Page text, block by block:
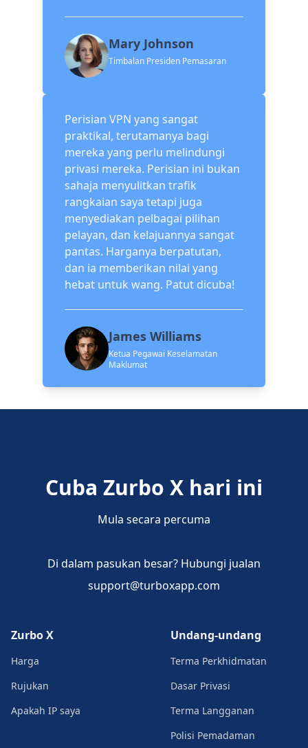
Mary Johnson
Timbalan Presiden Pemasaran
Perisian VPN yang sangat
praktikal, terutamanya bagi
mereka yang perlu melindungi
privasi mereka. Perisian ini bukan
sahaja menyulitkan trafik
rangkaian saya tetapi juga
menyediakan pelbagai pilihan
pelayan, dan kelajuannya sangat
pantas. Harganya berpatutan,
dan ia memberikan nilai yang
hebat untuk wang. Patut dicuba!
James Williams
Ketua Pegawai Keselamatan
Maklumat
Cuba Zurbo X hari ini
Mula secara percuma
Di dalam pasukan besar? Hubungi jualan
support@turboxapp.com
Zurbo X
Harga
Rujukan
Apakah IP saya
Undang-undang
Terma Perkhidmatan
Dasar Privasi
Terma Langganan
Polisi Pemadaman